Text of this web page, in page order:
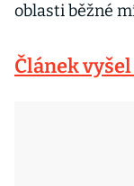
oblasti běžné
Článek